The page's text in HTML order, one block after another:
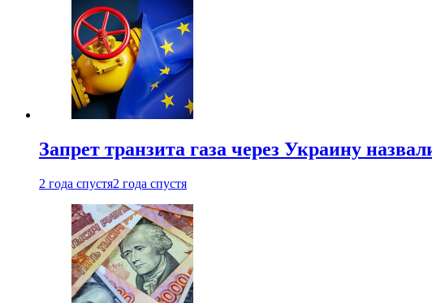
Запрет транзита газа через Украину
2 года спустя2 года спустя